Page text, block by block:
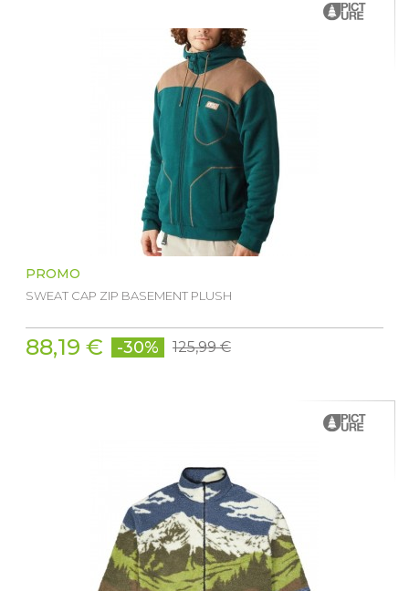
PROMO
SWEAT CAP ZIP BASEMENT PLUSH
88,19 € -30% 125,99 €